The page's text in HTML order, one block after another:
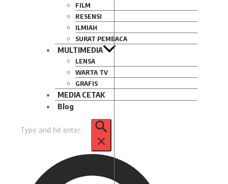
FILM
RESENSI
ILMIAH
SURAT PEMBACA
MULTIMEDIA
LENSA
WARTA TV
GRAFIS
MEDIA CETAK
Blog
untuk: